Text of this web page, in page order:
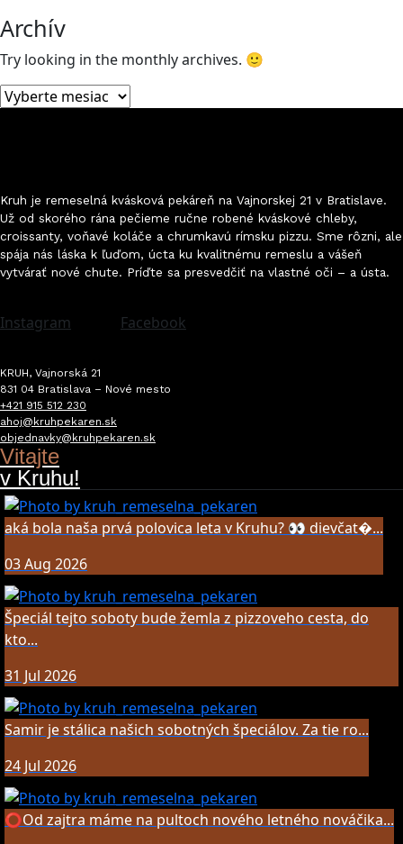
Archív
Try looking in the monthly archives. 🙂
Archív
Kruh je remeselná kvásková pekáreň na Vajnorskej 21 v Bratislave.
Už od skorého rána pečieme ručne robené kváskové chleby,
croissanty, voňavé koláče a chrumkavú rímsku pizzu. Sme rôzni, ale
spája nás láska k ľuďom, úcta ku kvalitnému remeslu a vášeň
vytvárať nové chute. Príďte sa presvedčiť na vlastné oči – a ústa.
Instagram Facebook
KRUH, Vajnorská 21
831 04 Bratislava – Nové mesto
+421 915 512 230
ahoj@kruhpekaren.sk
objednavky@kruhpekaren.sk
Vitajte
v Kruhu!
aká bola naša prvá polovica leta v Kruhu? 👀 dievčat�...
03 Aug 2026
Špeciál tejto soboty bude žemla z pizzoveho cesta, do
kto...
31 Jul 2026
Samir je stálica našich sobotných špeciálov. Za tie ro...
24 Jul 2026
⭕️Od zajtra máme na pultoch nového letného nováčika...